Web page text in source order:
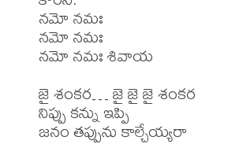
నమో నమః
నమో నమః
నమో నమః శివాయ
జై శంకర… జై జై జై శంకర
నిప్పు కన్ను ఇప్పి
జనం తప్పును కాల్చేయ్యరా